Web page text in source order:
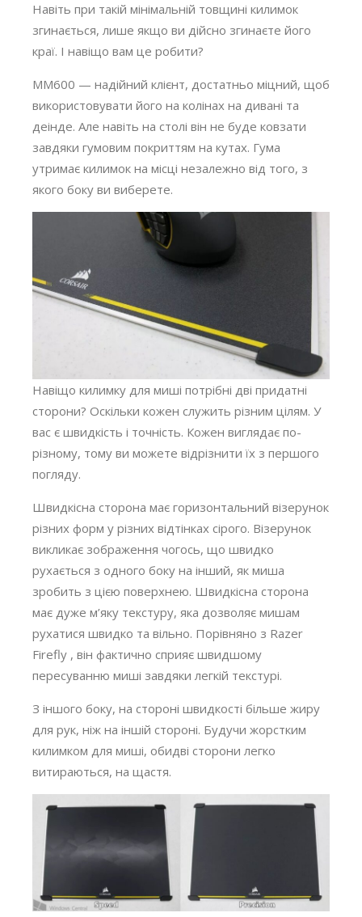
Навіть при такій мінімальній товщині килимок
згинається, лише якщо ви дійсно згинаєте його
краї. І навіщо вам це робити?
MM600 — надійний клієнт, достатньо міцний, щоб
використовувати його на колінах на дивані та
деінде. Але навіть на столі він не буде ковзати
завдяки гумовим покриттям на кутах. Гума
утримає килимок на місці незалежно від того, з
якого боку ви виберете.
Навіщо килимку для миші потрібні дві придатні
сторони? Оскільки кожен служить різним цілям. У
вас є швидкість і точність. Кожен виглядає по-
різному, тому ви можете відрізнити їх з першого
погляду.
Швидкісна сторона має горизонтальний візерунок
різних форм у різних відтінках сірого. Візерунок
викликає зображення чогось, що швидко
рухається з одного боку на інший, як миша
зробить з цією поверхнею. Швидкісна сторона
має дуже м’яку текстуру, яка дозволяє мишам
рухатися швидко та вільно. Порівняно з Razer
Firefly , він фактично сприяє швидшому
пересуванню миші завдяки легкій текстурі.
З іншого боку, на стороні швидкості більше жиру
для рук, ніж на іншій стороні. Будучи жорстким
килимком для миші, обидві сторони легко
витираються, на щастя.